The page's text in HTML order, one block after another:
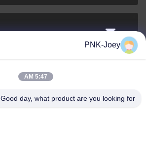
البريد
xianzhihao@gzxingchao.info
008613580404923
PNK-Joey
5:47 AM
Good day, what product are you looking for?